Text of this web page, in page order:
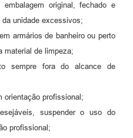
original, fechado e
unidade excessivos;
armários de banheiro ou perto
material de limpeza;
sempre fora do alcance de
orientação profissional;
suspender o uso do
profissional;